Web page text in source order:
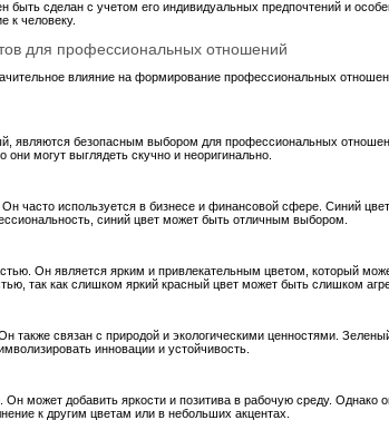
быть сделан с учетом его индивидуальных предпочтений и
к человеку.
для профессиональных отношений
влияние на формирование профессиональных
являются безопасным выбором для профессиональных
могут выглядеть скучно и неоригинально.
часто используется в бизнесе и финансовой сфере. Синий
синий цвет может быть отличным выбором.
Он является ярким и привлекательным цветом, который
так как слишком яркий красный цвет может быть слишком
также связан с природой и экологическими ценностями.
инновации и устойчивость.
может добавить яркости и позитива в рабочую среду. Однако
к другим цветам или в небольших акцентах.